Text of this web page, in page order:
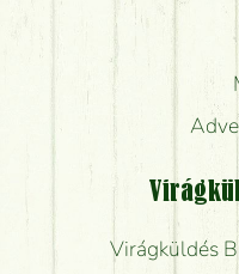
Virágküldés